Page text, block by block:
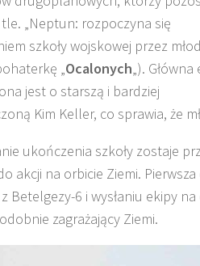
„Neptun: rozpoczyna się
szkoły wojskowej przez
„Ocalonych„). Główna
jest o starszą i bardziej
Kim Keller, co sprawia, że
ukończenia szkoły zostaje
akcji na orbicie Ziemi.
Betelgezy-6 i wysłaniu ekipy
zagrażający Ziemi.